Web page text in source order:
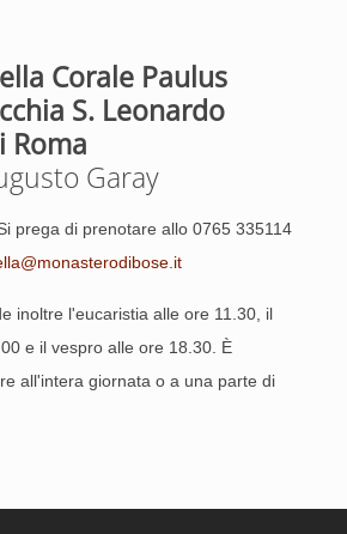
Corale Paulus
S. Leonardo
Roma
Garay
prega di prenotare allo 0765 335114
inoltre l'eucaristia alle ore 11.30, il
e il vespro alle ore 18.30. È
all'intera giornata o a una parte di